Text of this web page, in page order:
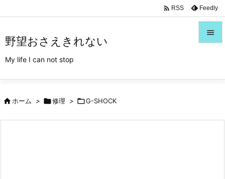
野望おさえきれない
My life I can not stop


 RSS Feedly
ホーム > 修理 > G-SHOCK